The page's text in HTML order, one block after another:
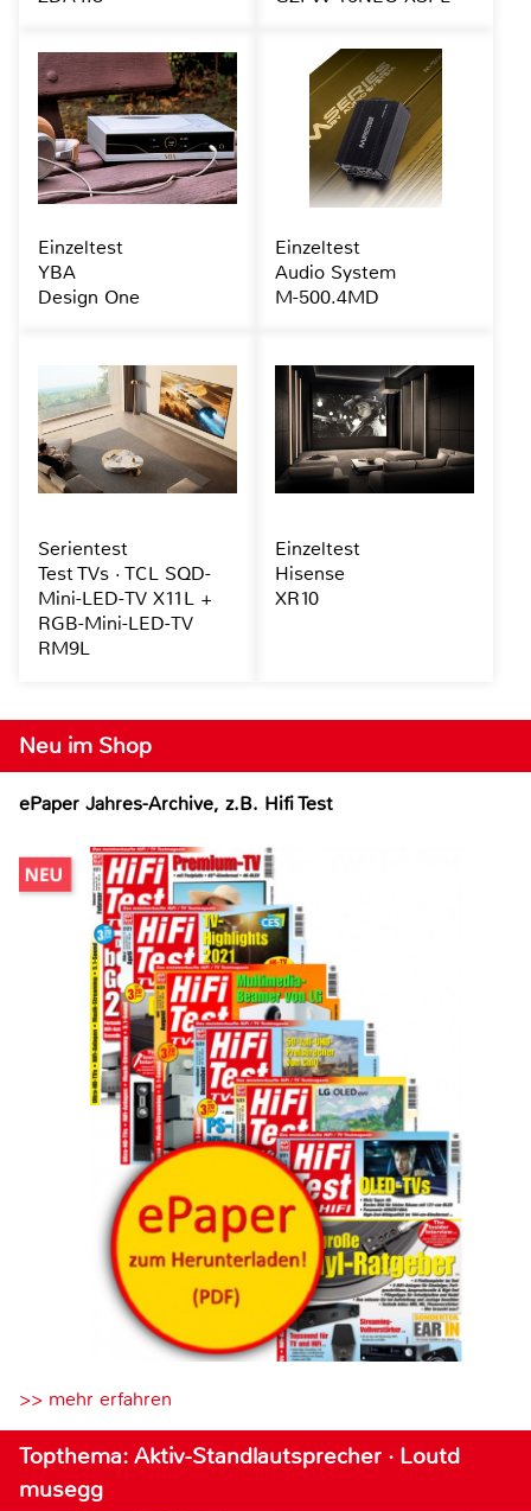
Neu im Shop
ePaper Jahres-Archive, z.B. Hifi Test
>> mehr erfahren
Topthema: Aktiv-Standlautsprecher · Loutd
musegg
Einzeltest
YBA
Design One
Einzeltest
Audio System
M-500.4MD
Serientest
Test TVs · TCL SQD-
Mini-LED-TV X11L +
RGB-Mini-LED-TV
RM9L
Einzeltest
Hisense
XR10